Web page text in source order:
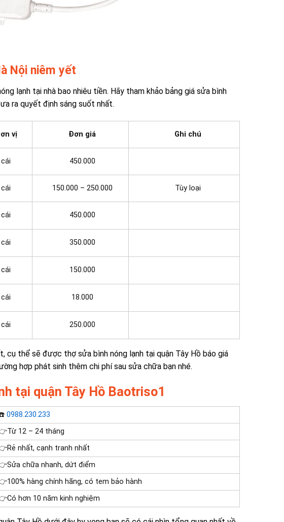
Nội niêm yết
lạnh tại nhà bao nhiêu tiền. Hãy tham khảo bảng giá sửa bình
ra quyết định sáng suốt nhất.
vị Đơn giá Ghi chú
cái 450.000
cái 150.000 – 250.000 Tùy loại
cái 450.000
cái 350.000
cái 150.000
cái 18.000
cái 250.000
cụ thể sẽ được thợ sửa bình nóng lạnh tại quận Tây Hồ báo giá
hợp phát sinh thêm chi phí sau sửa chữa bạn nhé.
tại quận Tây Hồ Baotriso1
0988.230.233
12 – 24 tháng
nhất, cạnh tranh nhất
chữa nhanh, dứt điểm
hàng chính hãng, có tem bảo hành
hơn 10 năm kinh nghiệm